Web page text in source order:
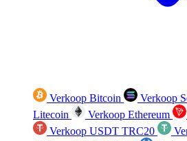
Verkoop Bitcoin Verkoop
Litecoin
Verkoop Ethereum
Verkoop USDT TRC20